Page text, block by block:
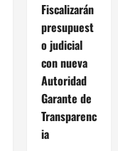
Fiscalizarán
presupuest
o judicial
con nueva
Autoridad
Garante de
Transparenc
ia